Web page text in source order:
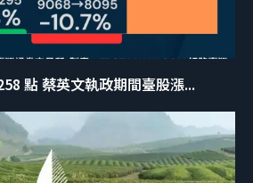
點 蔡英文執政期間臺股漲...